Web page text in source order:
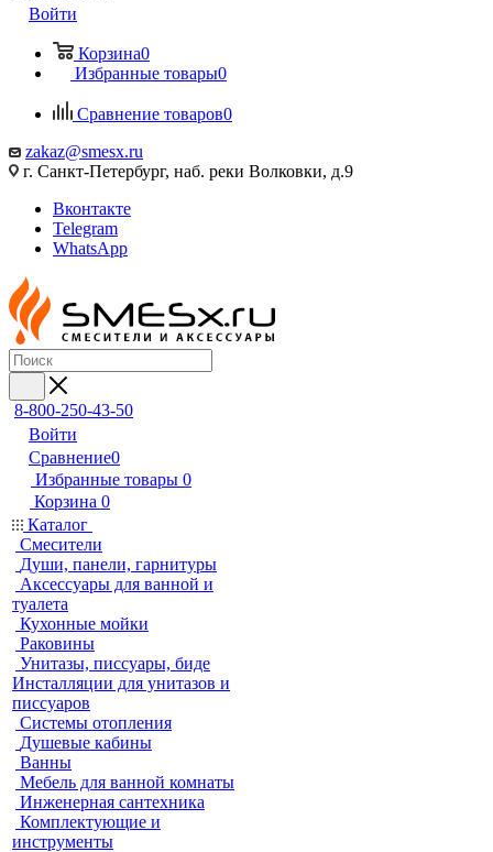
Войти
Корзина0
Избранные товары0
Сравнение товаров0
zakaz@smesx.ru
г. Санкт-Петербург, наб. реки Волковки, д.9
Вконтакте
Telegram
WhatsApp
8-800-250-43-50
Войти
Сравнение0
Избранные товары 0
Корзина 0
Каталог
Смесители
Души, панели, гарнитуры
Аксессуары для ванной и
туалета
Кухонные мойки
Раковины
Унитазы, писсуары, биде
Инсталляции для унитазов и
писсуаров
Системы отопления
Душевые кабины
Ванны
Мебель для ванной комнаты
Инженерная сантехника
Комплектующие и
инструменты